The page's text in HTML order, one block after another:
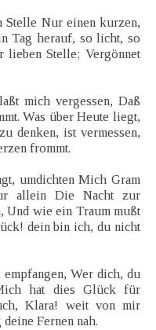
Stelle Nur einen kurzen,
Tag herauf, so licht, so
lieben Stelle; Vergönnet
mich vergessen, Daß
Was über Heute liegt,
denken, ist vermessen,
frommt.
umdichten Mich Gram
allein Die Nacht zur
Und wie ein Traum mußt
dein bin ich, du nicht
Wer dich, du
hat dies Glück für
Klara! weit von mir
Fernen nah.